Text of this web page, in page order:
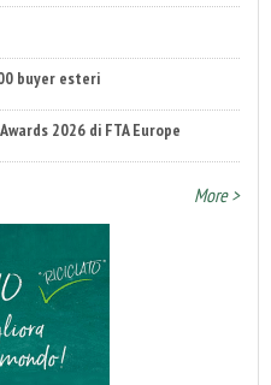
buyer esteri
2026 di FTA Europe
More >